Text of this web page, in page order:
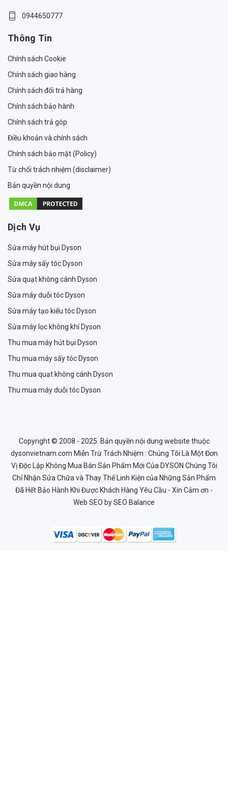
0944650777
Thông Tin
Chính sách Cookie
Chính sách giao hàng
Chính sách đổi trả hàng
Chính sách bảo hành
Chính sách trả góp
Điều khoản và chính sách
Chính sách bảo mật (Policy)
Từ chối trách nhiệm (disclaimer)
Bản quyền nội dung
Dịch Vụ
Sửa máy hút bụi Dyson
Sửa máy sấy tóc Dyson
Sửa quạt không cánh Dyson
Sửa máy duỗi tóc Dyson
Sửa máy tạo kiểu tóc Dyson
Sửa máy lọc không khí Dyson
Thu mua máy hút bụi Dyson
Thu mua máy sấy tóc Dyson
Thu mua quạt không cánh Dyson
Thu mua máy duỗi tóc Dyson
Copyright © 2008 - 2025. Bản quyền nội dung website thuộc
dysonvietnam.com Miễn Trừ Trách Nhiệm : Chúng Tôi Là Một Đơn
Vị Độc Lập Không Mua Bán Sản Phẩm Mới Của DYSON Chúng Tôi
Chỉ Nhận Sửa Chữa và Thay Thế Linh Kiện của Những Sản Phẩm
Đã Hết Bảo Hành Khi Được Khách Hàng Yêu Cầu - Xin Cảm ơn -
Web SEO by SEO Balance